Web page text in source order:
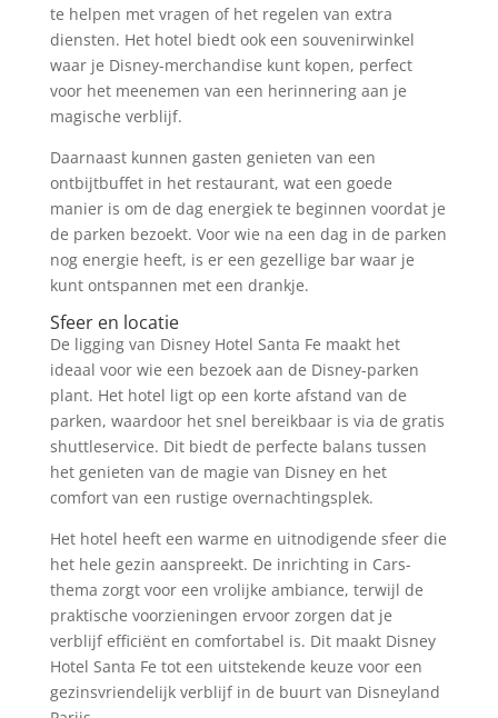
te helpen met vragen of het regelen van extra
diensten. Het hotel biedt ook een souvenirwinkel
waar je Disney-merchandise kunt kopen, perfect
voor het meenemen van een herinnering aan je
magische verblijf.
Daarnaast kunnen gasten genieten van een
ontbijtbuffet in het restaurant, wat een goede
manier is om de dag energiek te beginnen voordat je
de parken bezoekt. Voor wie na een dag in de parken
nog energie heeft, is er een gezellige bar waar je
kunt ontspannen met een drankje.
Sfeer en locatie
De ligging van Disney Hotel Santa Fe maakt het
ideaal voor wie een bezoek aan de Disney-parken
plant. Het hotel ligt op een korte afstand van de
parken, waardoor het snel bereikbaar is via de gratis
shuttleservice. Dit biedt de perfecte balans tussen
het genieten van de magie van Disney en het
comfort van een rustige overnachtingsplek.
Het hotel heeft een warme en uitnodigende sfeer die
het hele gezin aanspreekt. De inrichting in Cars-
thema zorgt voor een vrolijke ambiance, terwijl de
praktische voorzieningen ervoor zorgen dat je
verblijf efficiënt en comfortabel is. Dit maakt Disney
Hotel Santa Fe tot een uitstekende keuze voor een
gezinsvriendelijk verblijf in de buurt van Disneyland